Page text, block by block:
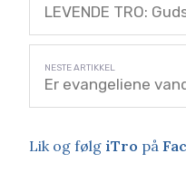
LEVENDE TRO:
Er evangeliene
Lik og følg iTro på